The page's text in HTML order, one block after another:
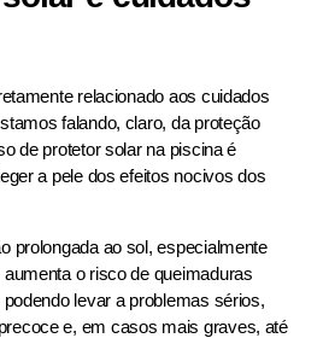
relacionado aos cuidados
falando, claro, da proteção
de protetor solar na piscina é
a pele dos efeitos nocivos dos
prolongada ao sol, especialmente
o risco de queimaduras
levar a problemas sérios,
e, em casos mais graves, até